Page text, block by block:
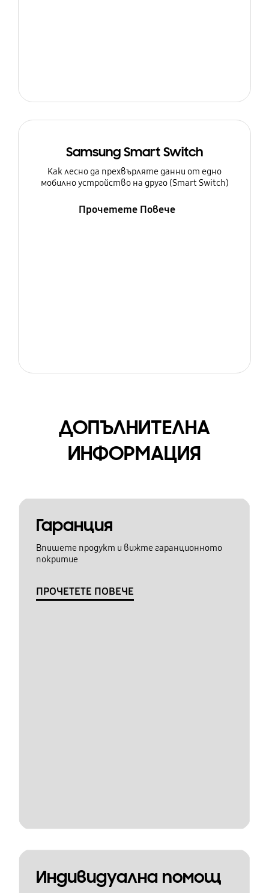
Samsung Smart Switch
Как лесно да прехвърляте данни от едно
мобилно устройство на друго (Smart Switch)
Прочетете Повече
ДОПЪЛНИТЕЛНА
ИНФОРМАЦИЯ
Гаранция
Впишете продукт и вижте гаранционното
покритие
ПРОЧЕТЕТЕ ПОВЕЧЕ
Индивидуална помощ